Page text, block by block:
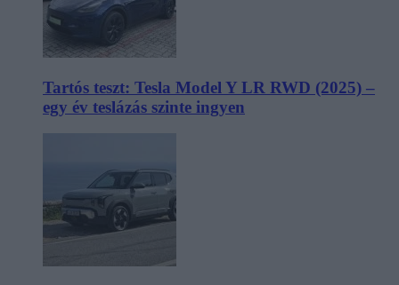
Tartós teszt: Tesla Model Y LR RWD (2025) –
egy év teslázás szinte ingyen